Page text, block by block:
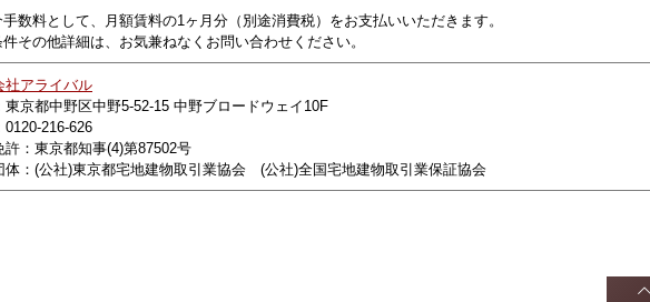
数料として、月額賃料の1ヶ月分（別途消費税）をお支払いいただきます。
その他詳細は、お気兼ねなくお問い合わせください。
社アライバル
東京都中野区中野5-52-15 中野ブロードウェイ10F
0120-216-626
許：東京都知事(4)第87502号
体：(公社)東京都宅地建物取引業協会 (公社)全国宅地建物取引業保証協会